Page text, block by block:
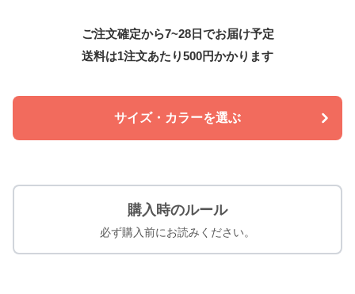
ご注文確定から7~28日でお届け予定
送料は1注文あたり500円かかります
サイズ・カラーを選ぶ
購入時のルール
必ず購入前にお読みください。